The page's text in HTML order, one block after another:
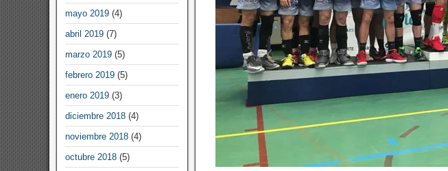
mayo 2019 (4)
abril 2019 (7)
marzo 2019 (5)
febrero 2019 (5)
enero 2019 (3)
diciembre 2018 (4)
noviembre 2018 (4)
octubre 2018 (5)